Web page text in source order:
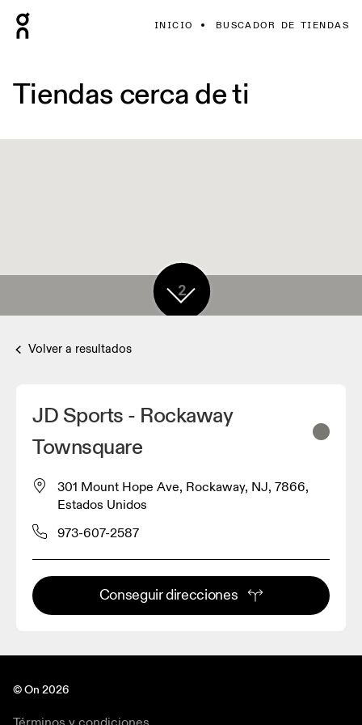
INICIO BUSCADOR DE TIENDAS
Tiendas cerca de ti
2
Volver a resultados
JD Sports - Rockaway
Townsquare
301 Mount Hope Ave, Rockaway, NJ, 7866,
Estados Unidos
973-607-2587
Conseguir direcciones
© On 2026